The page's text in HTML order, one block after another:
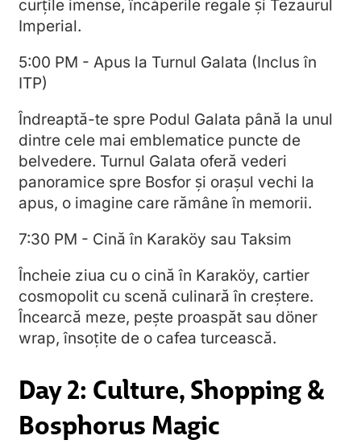
curțile imense, încăperile regale și Tezaurul
Imperial.
5:00 PM - Apus la Turnul Galata (Inclus în
ITP)
Îndreaptă-te spre Podul Galata până la unul
dintre cele mai emblematice puncte de
belvedere. Turnul Galata oferă vederi
panoramice spre Bosfor și orașul vechi la
apus, o imagine care rămâne în memorii.
7:30 PM - Cină în Karaköy sau Taksim
Încheie ziua cu o cină în Karaköy, cartier
cosmopolit cu scenă culinară în creștere.
Încearcă meze, pește proaspăt sau döner
wrap, însoțite de o cafea turcească.
Day 2: Culture, Shopping &
Bosphorus Magic